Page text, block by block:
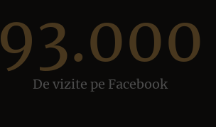
93.000
De vizite pe Facebook